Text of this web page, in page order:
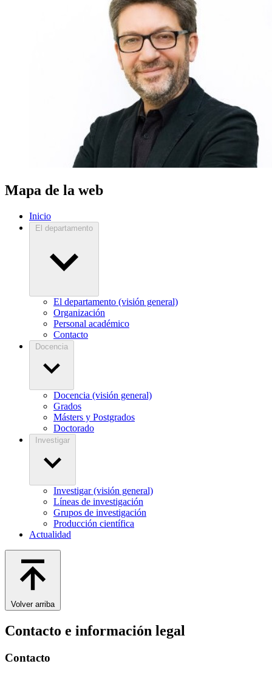
Mapa de la web
Inicio
El departamento
El departamento (visión general)
Organización
Personal académico
Contacto
Docencia
Docencia (visión general)
Grados
Másters y Postgrados
Doctorado
Investigar
Investigar (visión general)
Líneas de investigación
Grupos de investigación
Producción científica
Actualidad
Volver arriba
Contacto e información legal
Contacto